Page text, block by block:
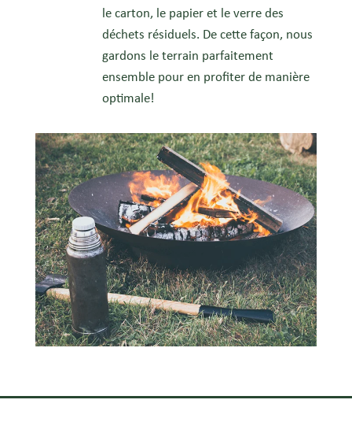
le carton, le papier et le verre des
déchets résiduels. De cette façon, nous
gardons le terrain parfaitement
ensemble pour en profiter de manière
optimale!